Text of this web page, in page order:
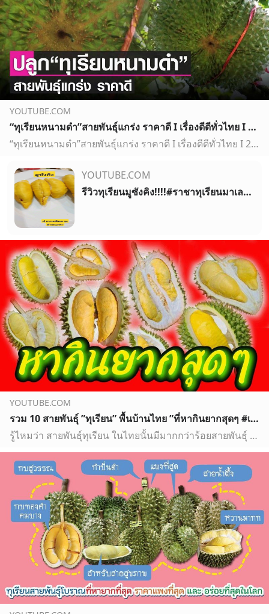
YOUTUBE.COM
“ทุเรียนหนามดำ”สายพันธุ์แกร่ง ราคาดี I เรื่องดีดีทั่วไทย I 29-6-65
“ทุเรียนหนามดำ”สายพันธุ์แกร่ง ราคาดี I เรื่องดีดีทั่วไทย I 29-6-65เกษตรกรจังหวัดชุมพร ปรับเปลี่ยนสวนยางพารา มาปลูกทุเรียนสายพันธุ์แปลกใหม่ อย่างพันธุ์โอวฉี ห…
YOUTUBE.COM
รีวิวทุเรียนมูซังคิง!!!!#ราชาทุเรียนมาเลย์#กิโลละ 450...#เด็ดจริง #ทุเรียน #มาเลเซีย #shorts
YOUTUBE.COM
รวม 10 สายพันธุ์ ”ทุเรียน” พื้นบ้านไทย ”ที่หากินยากสุดๆ #เสียงปักษา
รู้ไหมว่า สายพันธุ์ทุเรียน ในไทยนั้นมีมากกว่าร้อยสายพันธุ์ และ แบ่งเป็น 6 กลุ่ม ด้วยกัน แต่สายพันธุ์ที่รู้จักกันส่วนใหญ่ และ นิยมทานมีแค่ 4 สายพันธุ์เท่านั้น…